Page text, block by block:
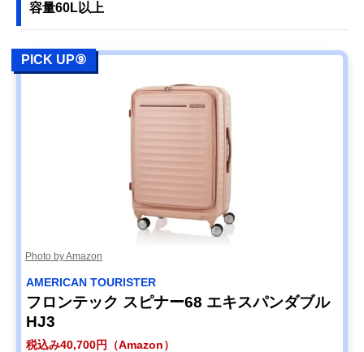
容量60L以上
PICK UP⑨
Photo by Amazon
AMERICAN TOURISTER
フロンテック スピナー68 エキスパンダブル
HJ3
税込み40,700円（Amazon）